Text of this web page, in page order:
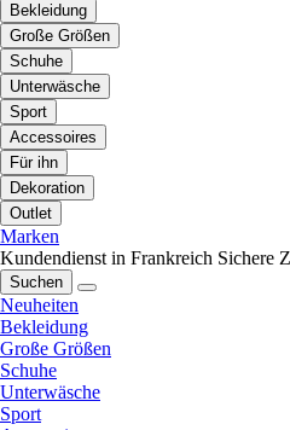
Bekleidung
Große Größen
Schuhe
Unterwäsche
Sport
Accessoires
Für ihn
Dekoration
Outlet
Marken
Kundendienst in Frankreich Sichere
Suchen
Neuheiten
Bekleidung
Große Größen
Schuhe
Unterwäsche
Sport